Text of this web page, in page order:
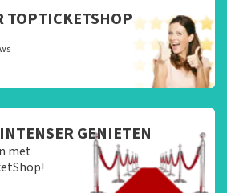
TOPTICKETSHOP
GENIETEN
met